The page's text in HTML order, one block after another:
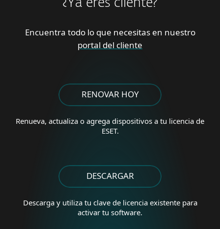
¿Ya eres cliente?
Encuentra todo lo que necesitas en nuestro
portal del cliente
RENOVAR HOY
Renueva, actualiza o agrega dispositivos a tu licencia de
ESET.
DESCARGAR
Descarga y utiliza tu clave de licencia existente para
activar tu software.